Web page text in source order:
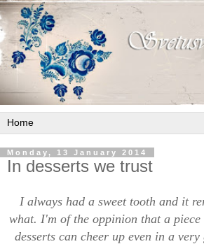
Monday, 13 January 2014
In desserts we trust
I always had a sweet tooth and it
what. I'm of the oppinion that a
desserts can cheer up even in a